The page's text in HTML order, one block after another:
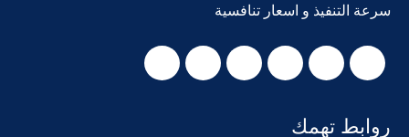
سرعة التنفيذ و اسعار تنافسية
روابط تهمك